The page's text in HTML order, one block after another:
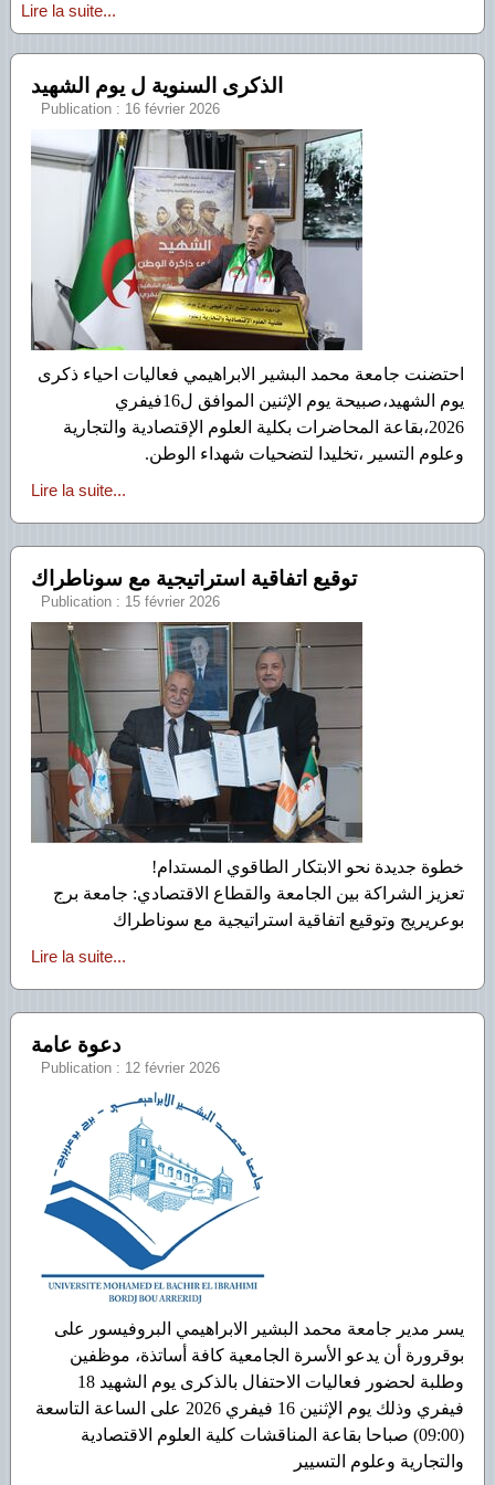
Lire la suite...
الذكرى السنوية ل يوم الشهيد
Publication : 16 février 2026
احتضنت جامعة محمد البشير الابراهيمي فعاليات احياء ذكرى
يوم الشهيد،صبيحة يوم الإثنين الموافق ل16فيفري
2026،بقاعة المحاضرات بكلية العلوم الإقتصادية والتجارية
وعلوم التسير ،تخليدا لتضحيات شهداء الوطن.
Lire la suite...
توقيع اتفاقية استراتيجية مع سوناطراك
Publication : 15 février 2026
خطوة جديدة نحو الابتكار الطاقوي المستدام!
تعزيز الشراكة بين الجامعة والقطاع الاقتصادي: جامعة برج
بوعريريج وتوقيع اتفاقية استراتيجية مع سوناطراك
Lire la suite...
دعوة عامة
Publication : 12 février 2026
يسر مدير جامعة محمد البشير الابراهيمي البروفيسور على
بوقرورة أن يدعو الأسرة الجامعية كافة أساتذة، موظفين
وطلبة لحضور فعاليات الاحتفال بالذكرى يوم الشهيد 18
فيفري وذلك يوم الإثنين 16 فيفري 2026 على الساعة التاسعة
(09:00) صباحا بقاعة المناقشات كلية العلوم الاقتصادية
والتجارية وعلوم التسيير